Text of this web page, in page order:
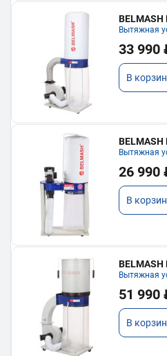
BELMASH
Вытяжная
33 990
В
BELMASH
Вытяжная
26 990
В
BELMASH
Вытяжная
51 990
В